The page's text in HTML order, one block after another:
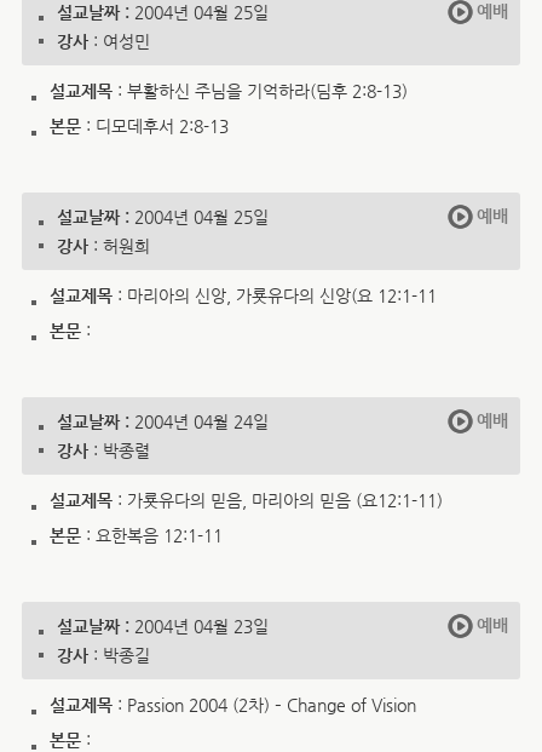
설교날짜 : 2004년 04월 25일
강사: 여성민
예배
설교제목: 부활하신 주님을 기억하라(딤후 2:8-13)
본문: 디모데후서 2:8-13
설교날짜 : 2004년 04월 25일
강사: 허원희
예배
설교제목: 마리아의 신앙, 가룟유다의 신앙(요 12:1-11
본문:
설교날짜 : 2004년 04월 24일
강사: 박종렬
예배
설교제목: 가룟유다의 믿음, 마리아의 믿음 (요12:1-11)
본문: 요한복음 12:1-11
설교날짜 : 2004년 04월 23일
강사: 박종길
예배
설교제목: Passion 2004 (2차) – Change of Vision
본문: